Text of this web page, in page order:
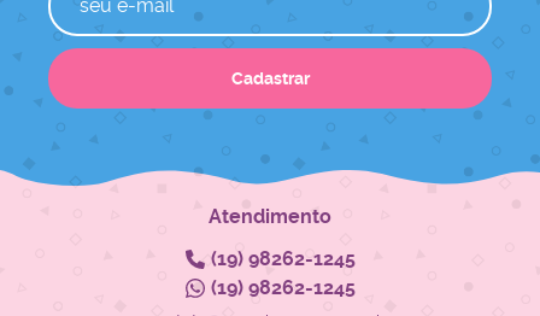
Cadastrar
Atendimento
(19)98262-1245
(19)98262-1245